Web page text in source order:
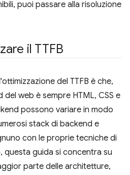
puoi passare alla risoluzione
il TTFB
del TTFB è che,
web è sempre HTML, CSS e
possono variare in modo
stack di backend e
con le proprie tecniche di
questa guida si concentra su
parte delle architetture,